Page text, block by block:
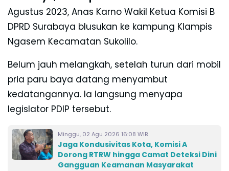
Agustus 2023, Anas Karno Wakil Ketua Komisi B
DPRD Surabaya blusukan ke kampung Klampis
Ngasem Kecamatan Sukolilo.
Belum jauh melangkah, setelah turun dari mobil
pria paru baya datang menyambut
kedatangannya. Ia langsung menyapa
legislator PDIP tersebut.
Minggu, 02 Agu 2026 16:08 WIB
Jaga Kondusivitas Kota, Komisi A
Dorong RTRW hingga Camat Deteksi Dini
Gangguan Keamanan Masyarakat